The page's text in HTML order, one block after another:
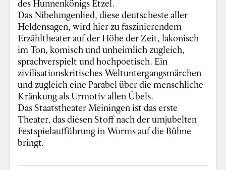
des Hunnenkönigs Etzel.
Das Nibelungenlied, diese deutscheste aller
Heldensagen, wird hier zu faszinierendem
Erzähltheater auf der Höhe der Zeit, lakonisch
im Ton, komisch und unheimlich zugleich,
sprachverspielt und hochpoetisch. Ein
zivilisationskritisches Weltuntergangsmärchen
und zugleich eine Parabel über die menschliche
Kränkung als Urmotiv allen Übels.
Das Staatstheater Meiningen ist das erste
Theater, das diesen Stoff nach der umjubelten
Festspielaufführung in Worms auf die Bühne
bringt.